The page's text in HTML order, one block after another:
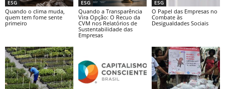
ESG
Quando o clima muda,
quem tem fome sente
primeiro
ESG
Quando a Transparência
Vira Opção: O Recuo da
CVM nos Relatórios de
Sustentabilidade das
Empresas
ESG
O Papel das Empresas no
Combate às
Desigualdades Sociais